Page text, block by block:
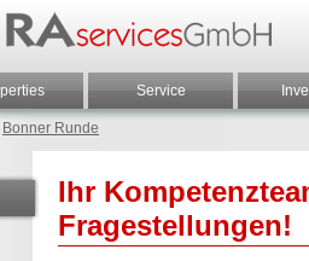
Service
Bonner Runde
Ihr
Fragestellungen!